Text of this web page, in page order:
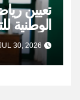
تعيين
الوطنية
السلة
30, 2026